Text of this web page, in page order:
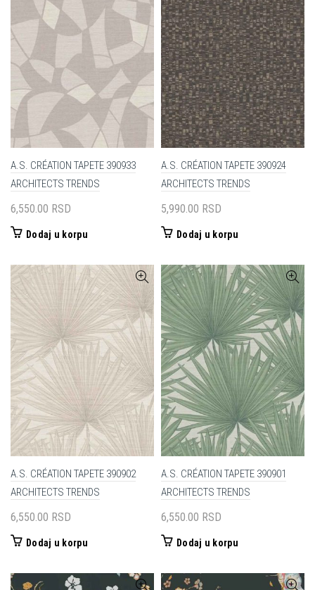
A.S. CRÉATION TAPETE 390933
ARCHITECTS TRENDS
6,550.00 RSD
Dodaj u korpu
A.S. CRÉATION TAPETE 390924
ARCHITECTS TRENDS
5,990.00 RSD
Dodaj u korpu
A.S. CRÉATION TAPETE 390902
ARCHITECTS TRENDS
6,550.00 RSD
Dodaj u korpu
A.S. CRÉATION TAPETE 390901
ARCHITECTS TRENDS
6,550.00 RSD
Dodaj u korpu